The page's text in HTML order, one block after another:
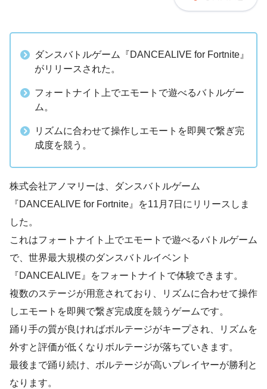
ダンスバトルゲーム『DANCEALIVE for Fortnite』
がリリースされた。
フォートナイト上でエモートで遊べるバトルゲー
ム。
リズムに合わせて操作しエモートを即興で繋ぎ完
成度を競う。
株式会社アノマリーは、ダンスバトルゲーム
『DANCEALIVE for Fortnite』を11月7日にリリースしま
した。
これはフォートナイト上でエモートで遊べるバトルゲーム
で、世界最大規模のダンスバトルイベント
『DANCEALIVE』をフォートナイトで体験できます。
複数のステージが用意されており、リズムに合わせて操作
しエモートを即興で繋ぎ完成度を競うゲームです。
踊り手の質が良ければボルテージがキープされ、リズムを
外すと評価が低くなりボルテージが落ちていきます。
最後まで踊り続け、ボルテージが高いプレイヤーが勝利と
なります。